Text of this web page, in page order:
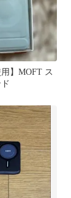
用】MOFT ス